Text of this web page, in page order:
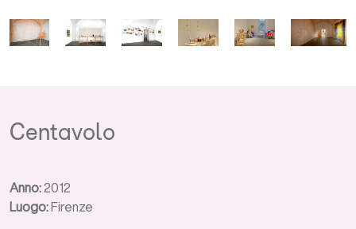
Centavolo
Anno: 2012
Luogo: Firenze